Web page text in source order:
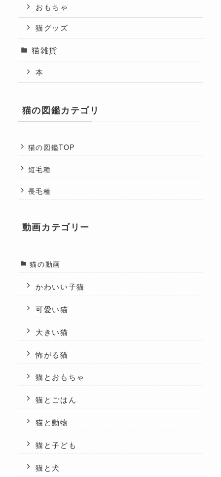
おもちゃ
猫グッズ
猫雑貨
本
猫の図鑑カテゴリ
猫の図鑑TOP
短毛種
長毛種
動画カテゴリー
猫の動画
かわいい子猫
可愛い猫
大きい猫
怖がる猫
猫とおもちゃ
猫とごはん
猫と動物
猫と子ども
猫と犬